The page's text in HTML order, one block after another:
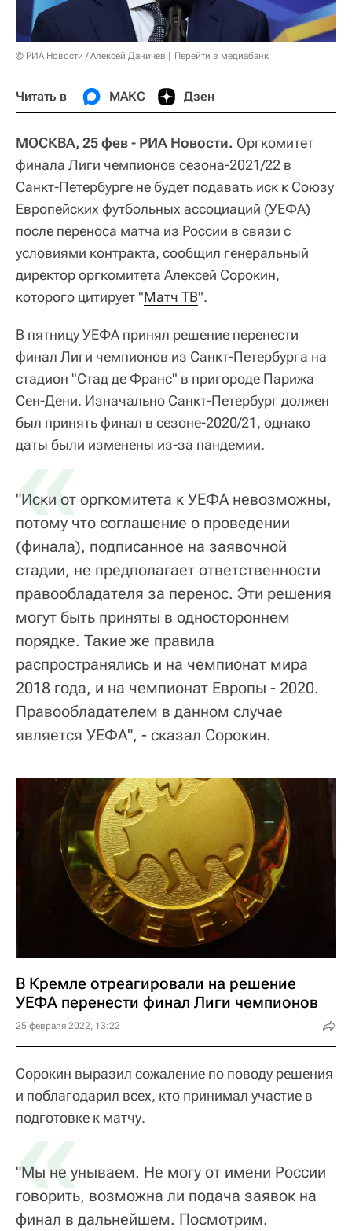
© РИА Новости / Алексей Даничев Перейти в медиабанк
Читать в МАКС Дзен
МОСКВА, 25 фев - РИА Новости. Оргкомитет
финала Лиги чемпионов сезона-2021/22 в
Санкт-Петербурге не будет подавать иск к Союзу
Европейских футбольных ассоциаций (УЕФА)
после переноса матча из России в связи с
условиями контракта, сообщил генеральный
директор оргкомитета Алексей Сорокин,
которого цитирует "Матч ТВ".
В пятницу УЕФА принял решение перенести
финал Лиги чемпионов из Санкт-Петербурга на
стадион "Стад де Франс" в пригороде Парижа
Сен-Дени. Изначально Санкт-Петербург должен
был принять финал в сезоне-2020/21, однако
даты были изменены из-за пандемии.
«
"Иски от оргкомитета к УЕФА невозможны,
потому что соглашение о проведении
(финала), подписанное на заявочной
стадии, не предполагает ответственности
правообладателя за перенос. Эти решения
могут быть приняты в одностороннем
порядке. Такие же правила
распространялись и на чемпионат мира
2018 года, и на чемпионат Европы - 2020.
Правообладателем в данном случае
является УЕФА", - сказал Сорокин.
В Кремле отреагировали на решение
УЕФА перенести финал Лиги чемпионов
25 февраля 2022, 13:22
Сорокин выразил сожаление по поводу решения
и поблагодарил всех, кто принимал участие в
подготовке к матчу.
«
"Мы не унываем. Не могу от имени России
говорить, возможна ли подача заявок на
финал в дальнейшем. Посмотрим.